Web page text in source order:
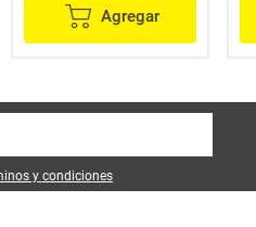
Agregar
y condiciones